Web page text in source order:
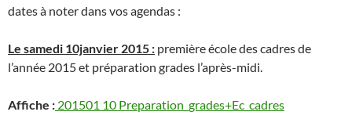
dates à noter dans vos agendas :
Le samedi 10janvier 2015 : première école des cadres de
l’année 2015 et préparation grades l’après-midi.
Affiche : 201501 10 Preparation_grades+Ec_cadres